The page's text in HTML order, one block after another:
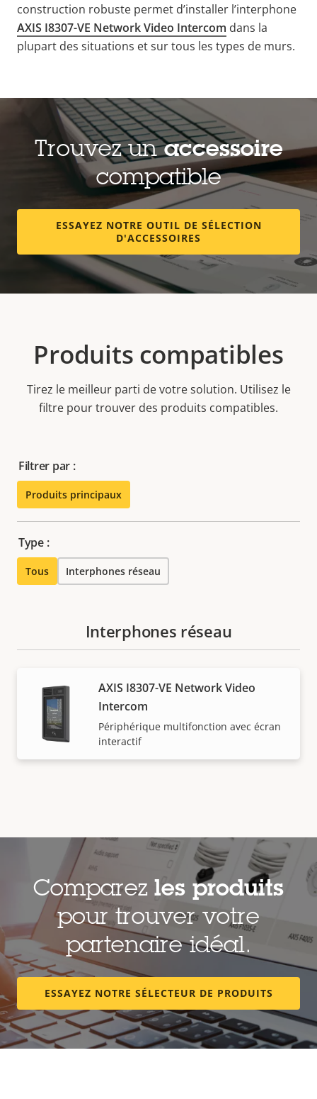
construction robuste permet d’installer l’interphone
AXIS I8307-VE Network Video Intercom dans la
plupart des situations et sur tous les types de murs.
Trouvez unaccessoire
compatible
ESSAYEZ NOTRE OUTIL DE SÉLECTION
D'ACCESSOIRES
Produits compatibles
Tirez le meilleur parti de votre solution. Utilisez le
filtre pour trouver des produits compatibles.
Filtrer par :
Produits principaux
Type :
Tous Interphones réseau
Interphones réseau
AXIS I8307-VE Network Video
Intercom
Périphérique multifonction avec écran
interactif
Comparez les produits
pour trouver votre
partenaire idéal.
ESSAYEZ NOTRE SÉLECTEUR DE PRODUITS